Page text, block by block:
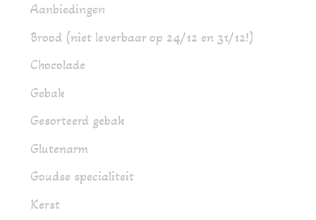
Aanbiedingen
Brood (niet leverbaar op 24/12 en 31/12!)
Chocolade
Gebak
Gesorteerd gebak
Glutenarm
Goudse specialiteit
Kerst